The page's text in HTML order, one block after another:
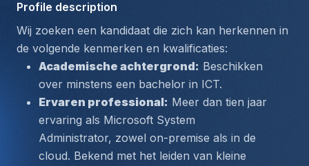
Profile description
Wij zoeken een kandidaat die zich kan herkennen in
de volgende kenmerken en kwalificaties:
Academische achtergrond: Beschikken
over minstens een bachelor in ICT.
Ervaren professional: Meer dan tien jaar
ervaring als Microsoft System
Administrator, zowel on-premise als in de
cloud. Bekend met het leiden van kleine